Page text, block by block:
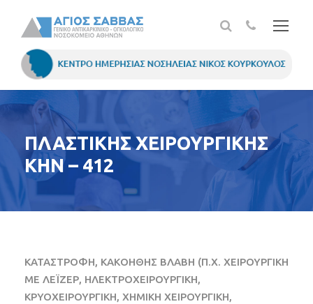
ΠΛΑΣΤΙΚΗΣ ΧΕΙΡΟΥΡΓΙΚΗΣ
ΚΗΝ – 412
ΚΑΤΑΣΤΡΟΦΗ, ΚΑΚΟΗΘΗΣ ΒΛΑΒΗ (Π.Χ. ΧΕΙΡΟΥΡΓΙΚΗ
ΜΕ ΛΕΪΖΕΡ, ΗΛΕΚΤΡΟΧΕΙΡΟΥΡΓΙΚΗ,
ΚΡΥΟΧΕΙΡΟΥΡΓΙΚΗ, ΧΗΜΙΚΗ ΧΕΙΡΟΥΡΓΙΚΗ,